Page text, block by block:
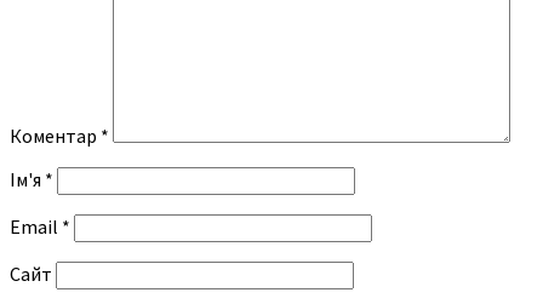
Коментар *
Ім'я *
Email *
Сайт